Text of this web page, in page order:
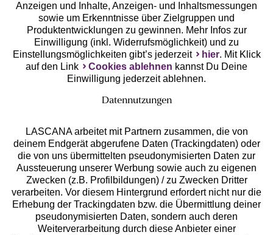
Unsere Apps
Services
Beratung
Über uns
Anzeigen und Inhalte, Anzeigen- und Inhaltsmessungen
sowie um Erkenntnisse über Zielgruppen und
Produktentwicklungen zu gewinnen. Mehr Infos zur
Einwilligung (inkl. Widerrufsmöglichkeit) und zu
Einstellungsmöglichkeiten gibt’s jederzeit
hier. Mit Klick
auf den Link
Cookies ablehnen kannst Du Deine
Einwilligung jederzeit ablehnen.
Datennutzungen
LASCANA arbeitet mit Partnern zusammen, die von
deinem Endgerät abgerufene Daten (Trackingdaten) oder
die von uns übermittelten pseudonymisierten Daten zur
Aussteuerung unserer Werbung sowie auch zu eigenen
Zwecken (z.B. Profilbildungen) / zu Zwecken Dritter
verarbeiten. Vor diesem Hintergrund erfordert nicht nur die
Erhebung der Trackingdaten bzw. die Übermittlung deiner
pseudonymisierten Daten, sondern auch deren
Weiterverarbeitung durch diese Anbieter einer